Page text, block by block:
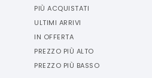
PIÙ ACQUISTATI
ULTIMI ARRIVI
IN OFFERTA
PREZZO PIÙ ALTO
PREZZO PIÙ BASSO